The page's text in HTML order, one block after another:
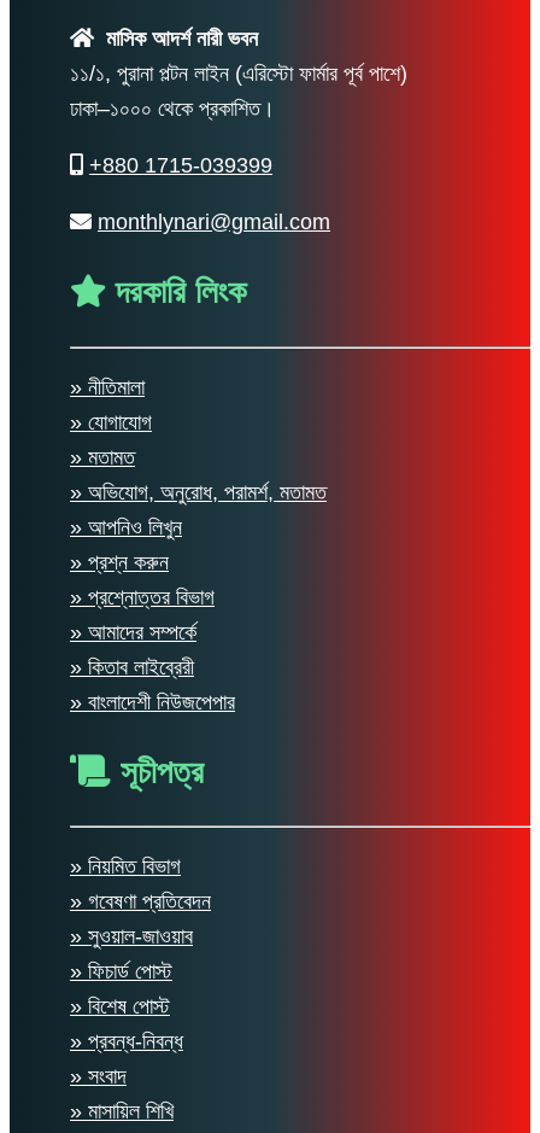
মাসিক আদর্শ নারী ভবন
১১/১, পুরানা পল্টন লাইন (এরিস্টো ফার্মার পূর্ব পাশে)
ঢাকা–১০০০ থেকে প্রকাশিত।
+880 1715-039399
monthlynari@gmail.com
দরকারি লিংক
» নীতিমালা
» যোগাযোগ
» মতামত
» অভিযোগ, অনুরোধ, পরামর্শ, মতামত
» আপনিও লিখুন
» প্রশ্ন করুন
» প্রশ্নোত্তর বিভাগ
» আমাদের সম্পর্কে
» কিতাব লাইব্রেরী
» বাংলাদেশী নিউজপেপার
সূচীপত্র
» নিয়মিত বিভাগ
» গবেষণা প্রতিবেদন
» সুওয়াল-জাওয়াব
» ফিচার্ড পোস্ট
» বিশেষ পোস্ট
» প্রবন্ধ-নিবন্ধ
» সংবাদ
» মাসায়িল শিখি